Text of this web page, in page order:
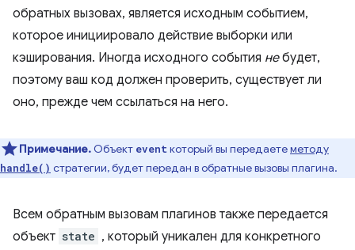
обратных вызовах, является исходным событием,
которое инициировало действие выборки или
кэширования. Иногда исходного события небудет,
поэтому ваш код должен проверить, существует ли
оно, прежде чем ссылаться на него.
Примечание. Объект event который вы передаетеметоду
handle() стратегии, будет передан в обратные вызовы плагина.
Всем обратным вызовам плагинов также передается
объект state , который уникален для конкретного